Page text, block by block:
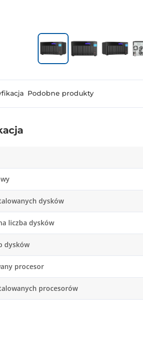
Podobne produkty
dysków
liczba dysków
dysków
procesor
procesorów